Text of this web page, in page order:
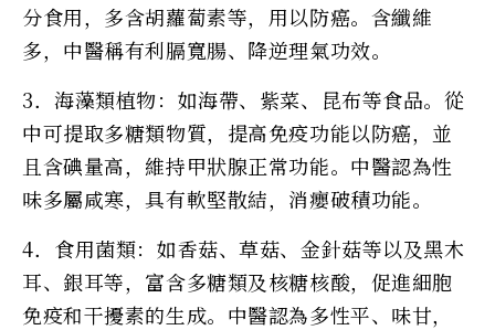
分食用，多含胡蘿蔔素等，用以防癌。含纖維
多，中醫稱有利膈寬腸、降逆理氣功效。
3．海藻類植物：如海帶、紫菜、昆布等食品。從
中可提取多糖類物質，提高免疫功能以防癌，並
且含碘量高，維持甲狀腺正常功能。中醫認為性
味多屬咸寒，具有軟堅散結，消癭破積功能。
4．食用菌類：如香菇、草菇、金針菇等以及黑木
耳、銀耳等，富含多糖類及核糖核酸，促進細胞
免疫和干擾素的生成。中醫認為多性平、味甘，